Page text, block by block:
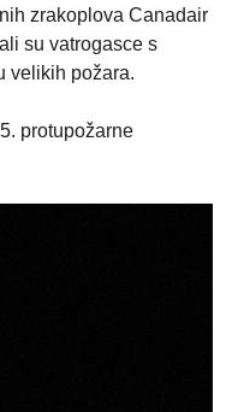
zrakoplova Canadair
su vatrogasce s
velikih požara.
protupožarne